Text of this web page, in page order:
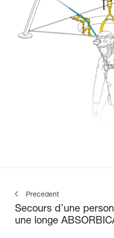
Précédent
Secours d’une
une longe